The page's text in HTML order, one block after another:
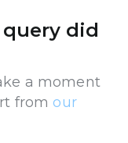
did
a moment
from our